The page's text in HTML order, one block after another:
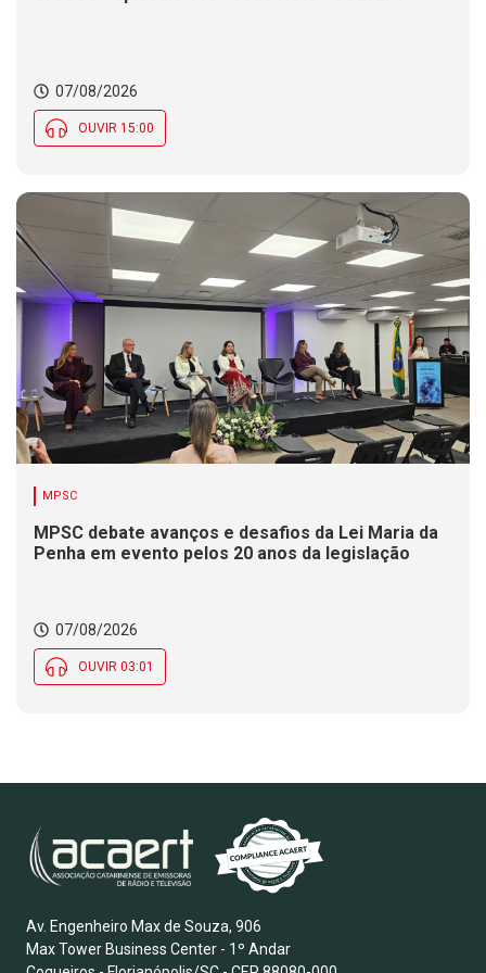
07/08/2026
OUVIR 15:00
MPSC
MPSC debate avanços e desafios da Lei Maria da
Penha em evento pelos 20 anos da legislação
07/08/2026
OUVIR 03:01
Av. Engenheiro Max de Souza, 906
Max Tower Business Center - 1º Andar